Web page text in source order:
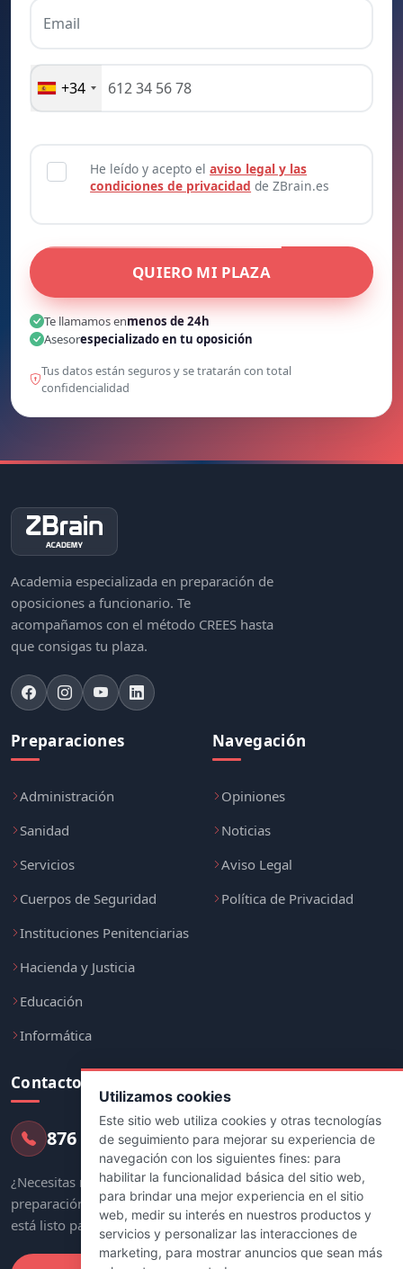
Utilizamos cookies
Este sitio web utiliza cookies y otras tecnologías
de seguimiento para mejorar su experiencia de
navegación con los siguientes fines: para
habilitar la funcionalidad básica del sitio web,
para brindar una mejor experiencia en el sitio
web, medir su interés en nuestros productos y
servicios y personalizar las interacciones de
marketing, para mostrar anuncios que sean más
Email
+34
He leído y acepto elaviso legal y las
condiciones de privacidad de ZBrain.es
QUIERO MI PLAZA
Te llamamos enmenos de 24h
Asesorespecializado en tu oposición
Tus datos están seguros y se tratarán con total
confidencialidad
Academia especializada en preparación de
oposiciones a funcionario. Te
acompañamos con el método CREES hasta
que consigas tu plaza.
Preparaciones
Administración
Sanidad
Servicios
Cuerpos de Seguridad
Instituciones Penitenciarias
Hacienda y Justicia
Educación
Informática
Navegación
Opiniones
Noticias
Aviso Legal
Política de Privacidad
Contacto
876 247 237
¿Necesitas más información sobre tu
preparación? Nuestro equipo de asesores
está listo para ayudarte.